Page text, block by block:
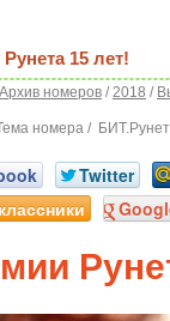
15 лет!
Архив номеров /2018 /
номера / БИТ.Рунет
Twitter